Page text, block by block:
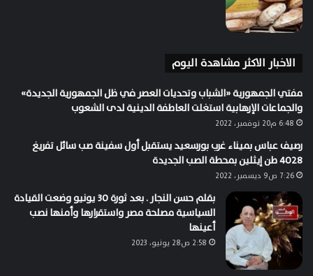
الاخبار الاكثر مشاهدة اليوم
مفتي الجمهورية «الشباب وتحديات العصر في ظل الجمهورية الجديدة»
والجماعات الإرهابية استغلت العاطفة الدينية لدى الشعوب
6:48 م20 نوفمبر، 2022
رصيف عباس بميناء غرب بورسعيد يستقبل أول سفينة صب سائل تفريغ
4028 طن إيثلين بمحطة الصب الجديدة
7:26 ص9 ديسمبر، 2022
بقلم حسن النجار . بعد ثورة 30 يونيو وضعت القيادة
السياسية مصلحة مصر واستقرارها وأمنها نصب
أعينها
2:58 ص28 يونيو، 2023